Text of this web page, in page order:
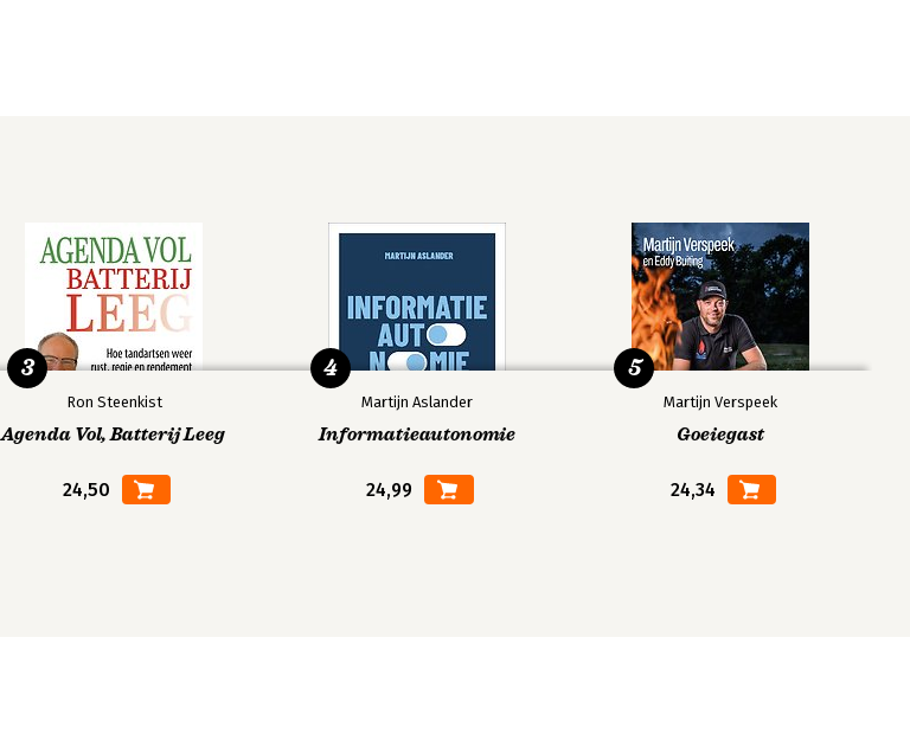
Ron Steenkist
Agenda Vol, Batterij Leeg
24,50
3
Martijn Aslander
Informatieautonomie
24,99
4
Martijn Verspeek
Goeiegast
24,34
5